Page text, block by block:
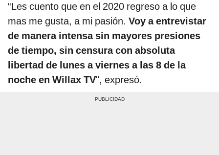
“Les cuento que en el 2020 regreso a lo que
mas me gusta, a mi pasión. Voy a entrevistar
de manera intensa sin mayores presiones
de tiempo, sin censura con absoluta
libertad de lunes a viernes a las 8 de la
noche en Willax TV", expresó.